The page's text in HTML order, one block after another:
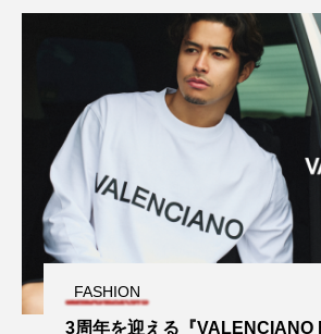
FASHION
3周年を迎える『VALENCIANO